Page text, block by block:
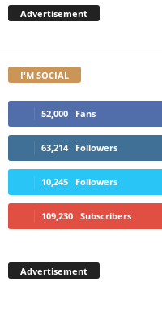
Advertisement
I'M SOCIAL
52,000 Fans
63,214 Followers
10,245 Followers
109,230 Subscribers
Advertisement